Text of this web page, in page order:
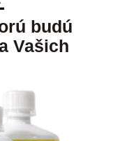
budú
Vašich